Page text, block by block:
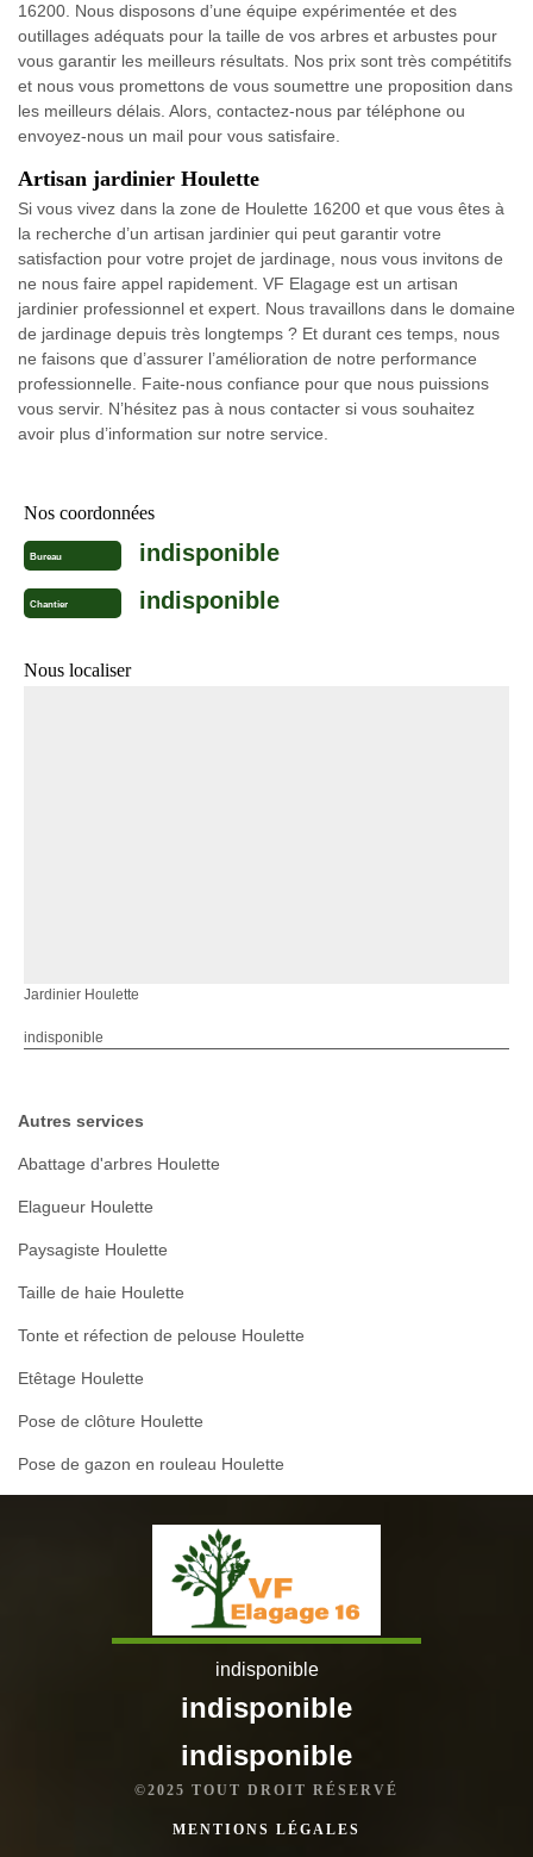
16200. Nous disposons d’une équipe expérimentée et des
outillages adéquats pour la taille de vos arbres et arbustes pour
vous garantir les meilleurs résultats. Nos prix sont très compétitifs
et nous vous promettons de vous soumettre une proposition dans
les meilleurs délais. Alors, contactez-nous par téléphone ou
envoyez-nous un mail pour vous satisfaire.
Artisan jardinier Houlette
Si vous vivez dans la zone de Houlette 16200 et que vous êtes à
la recherche d’un artisan jardinier qui peut garantir votre
satisfaction pour votre projet de jardinage, nous vous invitons de
ne nous faire appel rapidement. VF Elagage est un artisan
jardinier professionnel et expert. Nous travaillons dans le domaine
de jardinage depuis très longtemps ? Et durant ces temps, nous
ne faisons que d’assurer l’amélioration de notre performance
professionnelle. Faite-nous confiance pour que nous puissions
vous servir. N’hésitez pas à nous contacter si vous souhaitez
avoir plus d’information sur notre service.
Nos coordonnées
Bureau indisponible
Chantier indisponible
Nous localiser
Jardinier Houlette
indisponible
Autres services
Abattage d'arbres Houlette
Elagueur Houlette
Paysagiste Houlette
Taille de haie Houlette
Tonte et réfection de pelouse Houlette
Etêtage Houlette
Pose de clôture Houlette
Pose de gazon en rouleau Houlette
indisponible
indisponible
indisponible
©2025 TOUT DROIT RÉSERVÉ
MENTIONS LÉGALES